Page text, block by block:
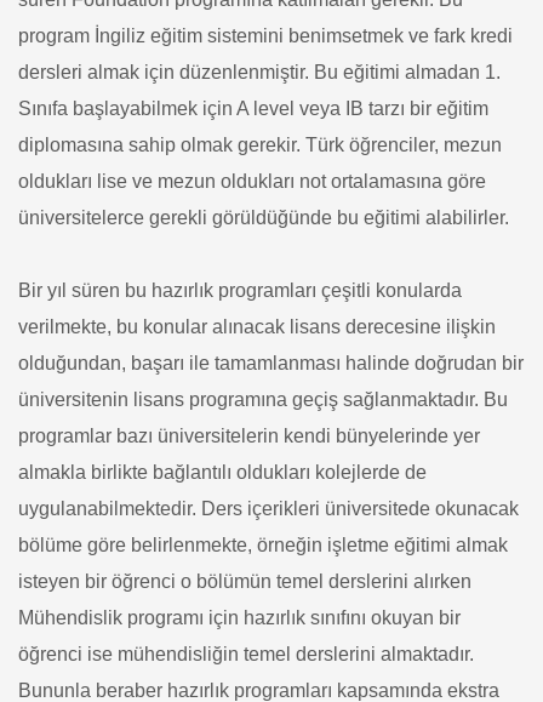
program İngiliz eğitim sistemini benimsetmek ve fark kredi
dersleri almak için düzenlenmiştir. Bu eğitimi almadan 1.
Sınıfa başlayabilmek için A level veya IB tarzı bir eğitim
diplomasına sahip olmak gerekir. Türk öğrenciler, mezun
oldukları lise ve mezun oldukları not ortalamasına göre
üniversitelerce gerekli görüldüğünde bu eğitimi alabilirler.
Bir yıl süren bu hazırlık programları çeşitli konularda
verilmekte, bu konular alınacak lisans derecesine ilişkin
olduğundan, başarı ile tamamlanması halinde doğrudan bir
üniversitenin lisans programına geçiş sağlanmaktadır. Bu
programlar bazı üniversitelerin kendi bünyelerinde yer
almakla birlikte bağlantılı oldukları kolejlerde de
uygulanabilmektedir. Ders içerikleri üniversitede okunacak
bölüme göre belirlenmekte, örneğin işletme eğitimi almak
isteyen bir öğrenci o bölümün temel derslerini alırken
Mühendislik programı için hazırlık sınıfını okuyan bir
öğrenci ise mühendisliğin temel derslerini almaktadır.
Bununla beraber hazırlık programları kapsamında ekstra